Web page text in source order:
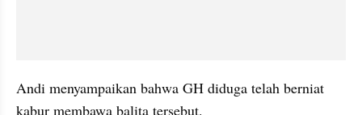
Andi menyampaikan bahwa GH diduga telah berniat
kabur membawa balita tersebut.